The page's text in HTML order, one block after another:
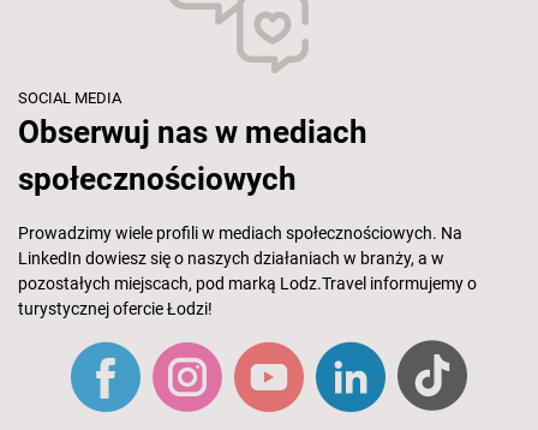
SOCIAL MEDIA
Obserwuj nas w mediach
społecznościowych
Prowadzimy wiele profili w mediach społecznościowych. Na
LinkedIn dowiesz się o naszych działaniach w branży, a w
pozostałych miejscach, pod marką Lodz.Travel informujemy o
turystycznej ofercie Łodzi!